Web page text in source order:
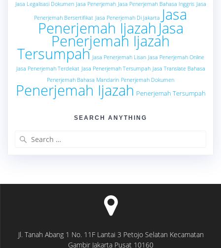
Jasa Legalisasi Dokumen Jasa Penerjemah Jasa Penerjemah Bahasa Inggris Jasa
Penerjemah Bersertifikat Jasa Penerjemah Di Jakarta Jasa
Penerjemah Ijazah Jasa
Penerjemah Ijazah
Tersumpah Jasa Penerjemah Lisan Jasa Penerjemah Online
Jasa Penerjemah Terdekat Jasa Penerjemah Tersumpah Jasa Translate Bahasa
Penerjemah Bahasa Mandarin Penerjemah Dokumen
Penerjemah Ijazah Penerjemah Tersumpah
SEARCH ANYTHING
Jl. Tanah Abang 1 No. 11F Lantai 3 Petojo Selatan Kecamatan
Gambir Jakarta Pusat 10160